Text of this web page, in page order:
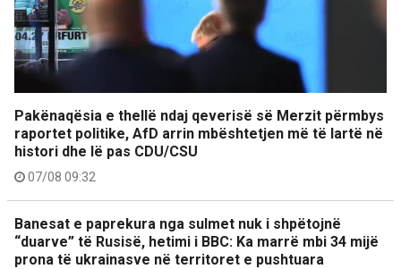
Pakënaqësia e thellë ndaj qeverisë së Merzit përmbys
raportet politike, AfD arrin mbështetjen më të lartë në
histori dhe lë pas CDU/CSU
07/08 09:32
Banesat e paprekura nga sulmet nuk i shpëtojnë
“duarve” të Rusisë, hetimi i BBC: Ka marrë mbi 34 mijë
prona të ukrainasve në territoret e pushtuara